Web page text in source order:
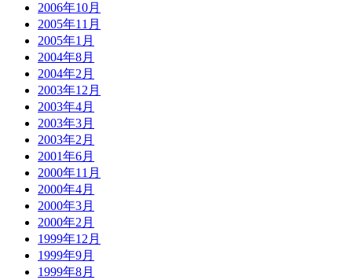
2006年10月
2005年11月
2005年1月
2004年8月
2004年2月
2003年12月
2003年4月
2003年3月
2003年2月
2001年6月
2000年11月
2000年4月
2000年3月
2000年2月
1999年12月
1999年9月
1999年8月